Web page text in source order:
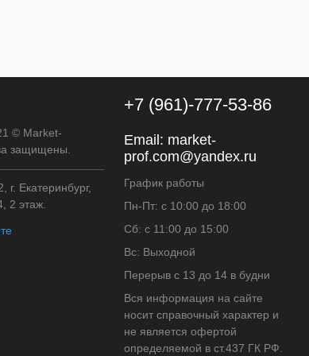
© Market-
защищены.
Екатеринбург,
2 этаж.
+7 (961)-777-53-86
Email: market-
prof.com@yandex.ru
График работы
Пн-Пт: с 10:00 до 18:00
Сб: с 11:00 до 15:00
Вс: Выходной
Перерыв с 13 до 14 в будни
Вся информация на сайте
носит справочный характер и
не является офертой
определяемой в ст.437 ГК РФ.